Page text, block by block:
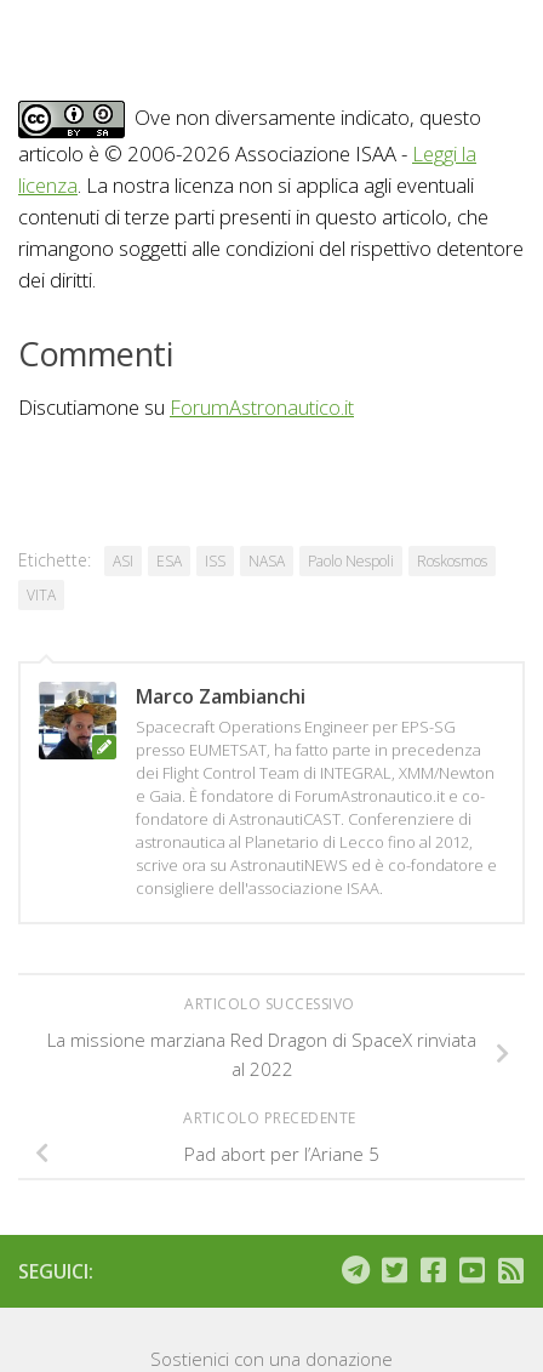
Ove non diversamente indicato, questo
articolo è © 2006-2026 Associazione ISAA - Leggi la
licenza. La nostra licenza non si applica agli eventuali
contenuti di terze parti presenti in questo articolo, che
rimangono soggetti alle condizioni del rispettivo detentore
dei diritti.
Commenti
Discutiamone su ForumAstronautico.it
Etichette: ASI ESA ISS NASA Paolo Nespoli
Roskosmos
VITA
Marco Zambianchi
Spacecraft Operations Engineer per EPS-SG
presso EUMETSAT, ha fatto parte in precedenza
dei Flight Control Team di INTEGRAL, XMM/Newton
e Gaia. È fondatore di ForumAstronautico.it e co-
fondatore di AstronautiCAST. Conferenziere di
astronautica al Planetario di Lecco fino al 2012,
scrive ora su AstronautiNEWS ed è co-fondatore e
consigliere dell'associazione ISAA.
ARTICOLO SUCCESSIVO
La missione marziana Red Dragon di SpaceX rinviata
al 2022
ARTICOLO PRECEDENTE
Pad abort per l’Ariane 5
SEGUICI:
Sostienici con una donazione